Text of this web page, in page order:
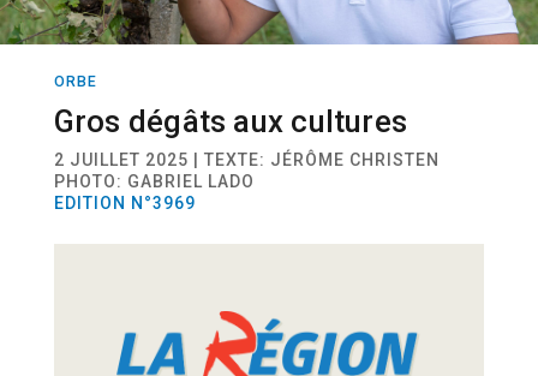
ORBE
Gros dégâts aux cultures
2 JUILLET 2025 | TEXTE: JÉRÔME CHRISTEN
PHOTO: GABRIEL LADO
EDITION N°3969